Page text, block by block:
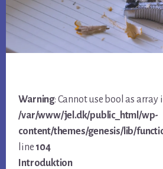
Warning: Cannot use bool as array
/var/www/jel.dk/public_html/wp-
content/themes/genesis/lib/
line 104
Introduktion